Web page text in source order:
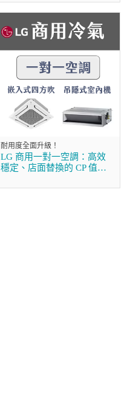
耐用度全面升級！
LG 商用一對一空調：高效
穩定、店面替換的 CP 值首